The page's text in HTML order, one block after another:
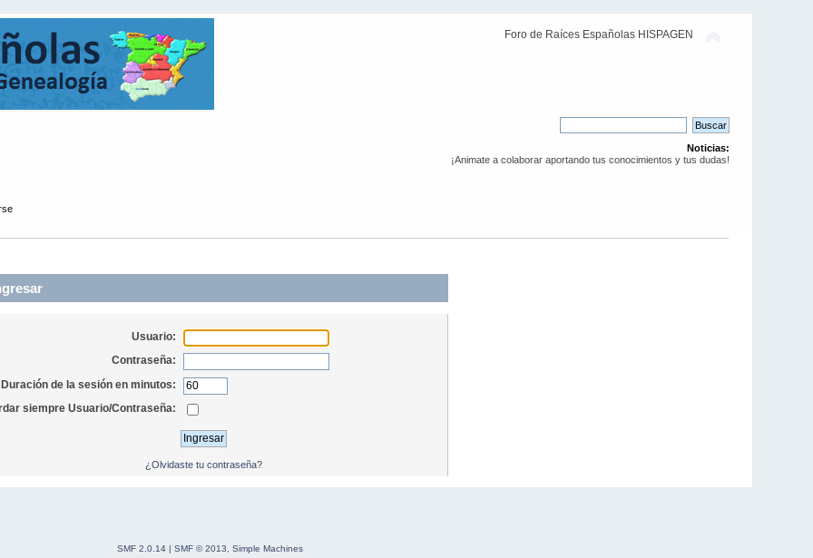
Foro de Raíces Españolas HISPAGEN
Noticias:
¡Animate a colaborar aportando tus conocimientos y tus dudas!
Usuario:
Contraseña:
Duración de la sesión en minutos:
siempre Usuario/Contraseña:
¿Olvidaste tu contraseña?
SMF 2.0.14 SMF © 2013, Simple Machines